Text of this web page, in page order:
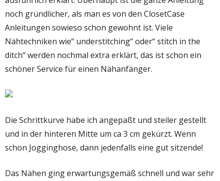
noch gründlicher, als man es von den ClosetCase
Anleitungen sowieso schon gewohnt ist. Viele
Nähtechniken wie“ understitching“ oder“ stitch in the
ditch“ werden nochmal extra erklärt, das ist schon ein
schöner Service für einen Nähanfänger.
Die Schrittkurve habe ich angepaßt und steiler gestellt
und in der hinteren Mitte um ca 3 cm gekürzt. Wenn
schon Jogginghose, dann jedenfalls eine gut sitzende!
Das Nähen ging erwartungsgemäß schnell und war sehr